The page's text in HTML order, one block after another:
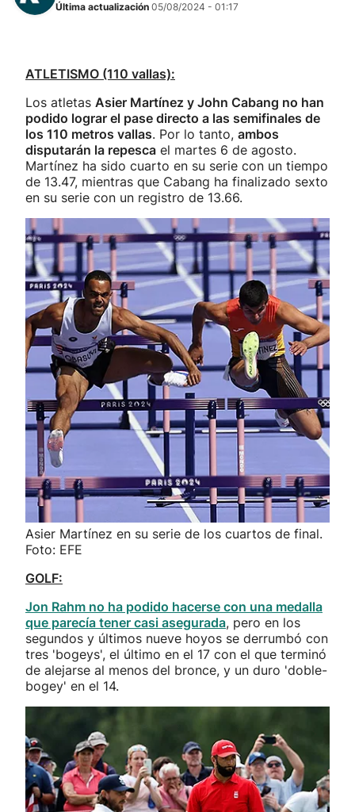
Última actualización 05/08/2024 - 01:17
ATLETISMO (110 vallas):
Los atletas Asier Martínez y John Cabang no han
podido lograr el pase directo a las semifinales de
los 110 metros vallas. Por lo tanto, ambos
disputarán la repesca el martes 6 de agosto.
Martínez ha sido cuarto en su serie con un tiempo
de 13.47, mientras que Cabang ha finalizado sexto
en su serie con un registro de 13.66.
Asier Martínez en su serie de los cuartos de final.
Foto: EFE
GOLF:
Jon Rahm no ha podido hacerse con una medalla
que parecía tener casi asegurada, pero en los
segundos y últimos nueve hoyos se derrumbó con
tres 'bogeys', el último en el 17 con el que terminó
de alejarse al menos del bronce, y un duro 'doble-
bogey' en el 14.